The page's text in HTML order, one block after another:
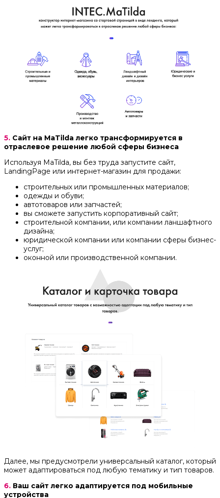
5. Сайт на MaTilda легко трансформируется в
отраслевое решение любой сферы бизнеса
Используя MaTilda, вы без труда запустите сайт,
LandingPage или интернет-магазин для продажи:
строительных или промышленных материалов;
одежды и обуви;
автотоваров или запчастей;
вы сможете запустить корпоративный сайт;
строительной компании, или компании ланшафтного
дизайна;
юридической компании или компании сферы бизнес-
услуг;
оконной или производственной компании.
Далее, мы предусмотрели универсальный каталог, который
может адаптироваться под любую тематику и тип товаров.
6. Ваш сайт легко адаптируется под мобильные
устройства